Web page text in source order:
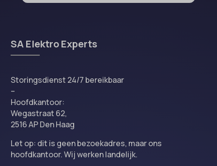
SA Elektro Experts
Storingsdienst 24/7 bereikbaar
–
Hoofdkantoor:
Wegastraat 62,
2516 AP Den Haag
Let op: dit is geen bezoekadres, maar ons
hoofdkantoor. Wij werken landelijk.